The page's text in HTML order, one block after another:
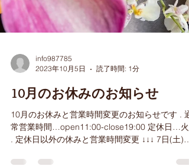
info987785
2023年10月5日
読了時間: 1分
10月のお休みのお知らせ